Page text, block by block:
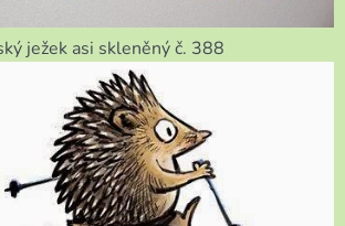
ježek asi skleněný č. 388